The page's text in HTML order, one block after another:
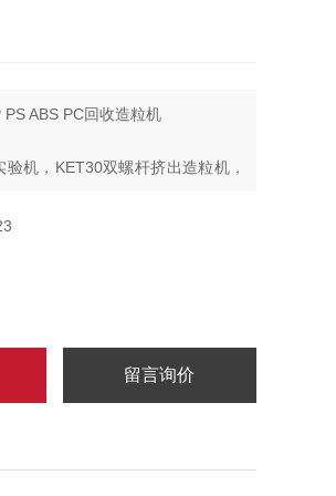
ABS PC回收造粒机
机，KET30双螺杆挤出造粒机，
机，KET52双螺杆挤出造粒机，
粒机，KET95双螺杆挤出造粒机
造粒机
留言询价